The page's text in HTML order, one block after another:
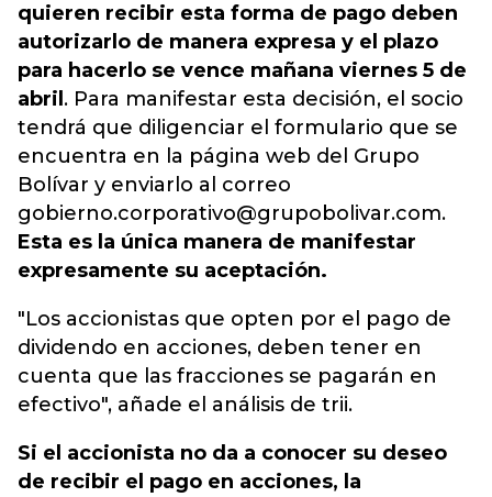
quieren recibir esta forma de pago deben
autorizarlo de manera expresa y el plazo
para hacerlo se vence mañana viernes 5 de
abril . Para manifestar esta decisión, el socio
tendrá que diligenciar el formulario que se
encuentra en la página web del Grupo
Bolívar y enviarlo al correo
gobierno.corporativo@grupobolivar.com.
Esta es la única manera de manifestar
expresamente su aceptación.
"Los accionistas que opten por el pago de
dividendo en acciones, deben tener en
cuenta que las fracciones se pagarán en
efectivo", añade el análisis de trii.
Si el accionista no da a conocer su deseo
de recibir el pago en acciones, la